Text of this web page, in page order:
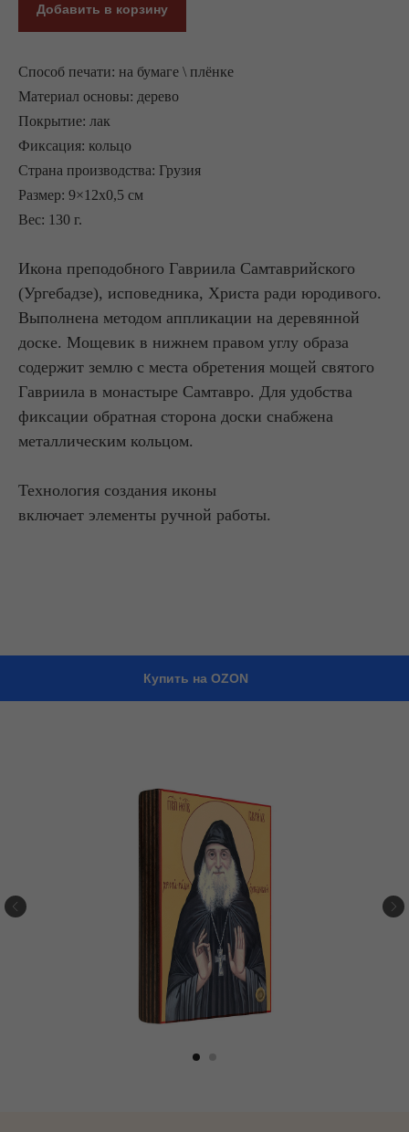
Добавить в корзину
Способ печати: на бумаге \ плёнке
Материал основы: дерево
Покрытие: лак
Фиксация: кольцо
Страна производства: Грузия
Размер: 9×12x0,5 см
Вес: 130 г.
Икона преподобного Гавриила Самтаврийского
(Ургебадзе), исповедника, Христа ради юродивого.
Выполнена методом аппликации на деревянной
доске. Мощевик в нижнем правом углу образа
содержит землю с места обретения мощей святого
Гавриила в монастыре Самтавро. Для удобства
фиксации обратная сторона доски снабжена
металлическим кольцом.
Технология создания иконы
включает элементы ручной работы.
Купить на OZON